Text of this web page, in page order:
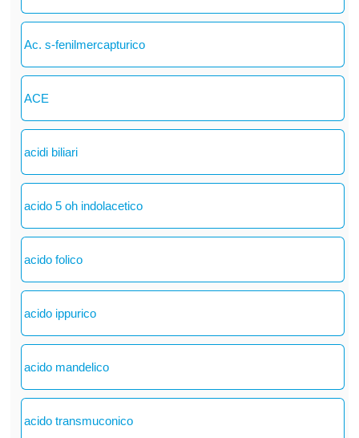
Ac. s-fenilmercapturico
ACE
acidi biliari
acido 5 oh indolacetico
acido folico
acido ippurico
acido mandelico
acido transmuconico